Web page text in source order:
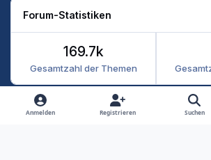
Forum-Statistiken
Gesamtzahl der Themen
169.7k
Heller Modus
Dunkler Modus
Systemeinstellung
Anmelden Registrieren Suchen